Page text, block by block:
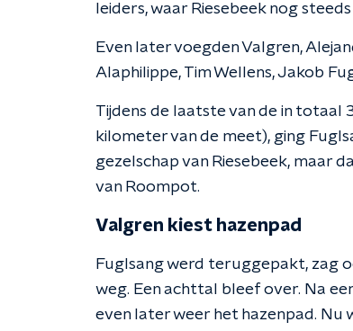
leiders, waar Riesebeek nog
Even later voegden Valgren,
Alaphilippe, Tim Wellens, Jakob
Tijdens de laatste van de in totaal
kilometer van de meet), ging
gezelschap van Riesebeek, maar
van Roompot.
Valgren kiest hazenpad
Fuglsang werd teruggepakt, zag
weg. Een achttal bleef over. Na
even later weer het hazenpad. Nu